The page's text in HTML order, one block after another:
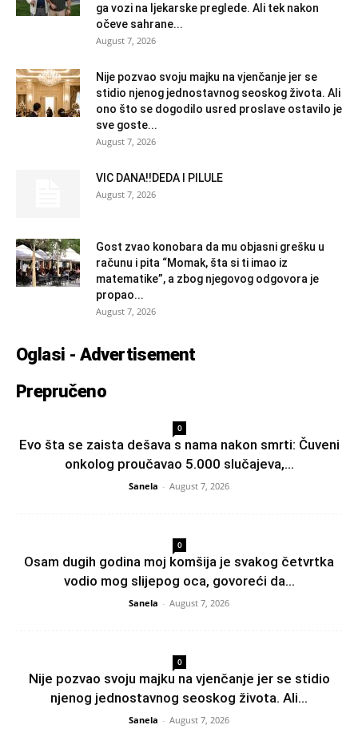
ga vozi na ljekarske preglede. Ali tek nakon
očeve sahrane...
August 7, 2026
Nije pozvao svoju majku na vjenčanje jer se
stidio njenog jednostavnog seoskog života. Ali
ono što se dogodilo usred proslave ostavilo je
sve goste...
August 7, 2026
VIC DANA!!DEDA I PILULE
August 7, 2026
Gost zvao konobara da mu objasni grešku u
računu i pita “Momak, šta si ti imao iz
matematike”, a zbog njegovog odgovora je
propao...
August 7, 2026
Oglasi - Advertisement
Prepručeno
0
Evo šta se zaista dešava s nama nakon smrti: Čuveni
onkolog proučavao 5.000 slučajeva,...
Sanela - August 7, 2026
0
Osam dugih godina moj komšija je svakog četvrtka
vodio mog slijepog oca, govoreći da...
Sanela - August 7, 2026
0
Nije pozvao svoju majku na vjenčanje jer se stidio
njenog jednostavnog seoskog života. Ali...
Sanela - August 7, 2026